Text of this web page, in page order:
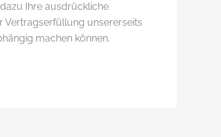
Ihre ausdrückliche
Vertragserfüllung unsererseits
machen können.